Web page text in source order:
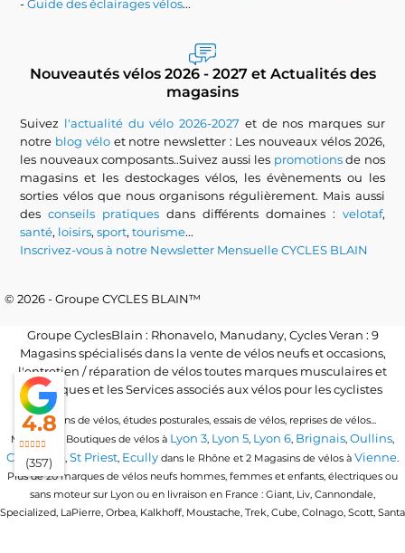
-Guide des éclairages vélos...
Nouveautés vélos 2026 - 2027 et Actualités des
magasins
Suivez l'actualité du vélo 2026-2027 et de nos marques sur
notre blog véloet notre newsletter : Les nouveaux vélos 2026,
les nouveaux composants..Suivez aussi les promotionsde nos
magasins et les destockages vélos, les évènements ou les
sorties vélos que nous organisons régulièrement. Mais aussi
desconseils pratiques dans différents domaines : velotaf,
santé, loisirs,sport,tourisme...
Inscrivez-vous à notre Newsletter Mensuelle CYCLES BLAIN
© 2026 - Groupe CYCLES BLAIN™
Groupe CyclesBlain : Rhonavelo, Manudany, Cycles Veran : 9
Magasins spécialisés dans la vente de vélos neufs et occasions,
l'entretien / réparation de vélos toutes marques musculaires et
électriques et les Services associés aux vélos pour les cyclistes
Locations de vélos, études posturales, essais de vélos, reprises de vélos...
Magasins / Boutiques de vélos à Lyon 3, Lyon 5, Lyon 6, Brignais, Oullins,
Craponne, St Priest, Ecully dans le Rhône et 2 Magasins de vélos à Vienne.
Plus de 20 marques de vélos neufs hommes, femmes et enfants, électriques ou
sans moteur sur Lyon ou en livraison en France : Giant, Liv, Cannondale,
Specialized, LaPierre, Orbea, Kalkhoff, Moustache, Trek, Cube, Colnago, Scott, Santa
4.8
(357)